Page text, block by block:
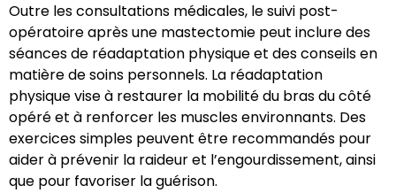
Outre les consultations médicales, le suivi post-
opératoire après une mastectomie peut inclure des
séances de réadaptation physique et des conseils en
matière de soins personnels. La réadaptation
physique vise à restaurer la mobilité du bras du côté
opéré et à renforcer les muscles environnants. Des
exercices simples peuvent être recommandés pour
aider à prévenir la raideur et l’engourdissement, ainsi
que pour favoriser la guérison.